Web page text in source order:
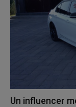
Un influencer